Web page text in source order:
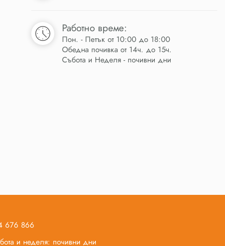
Работно време:
Пон. - Петък от 10:00 до 18:00
Обедна почивка от 14ч. до 15ч.
Събота и Неделя - почивни дни
676 866
и неделя: почивни дни